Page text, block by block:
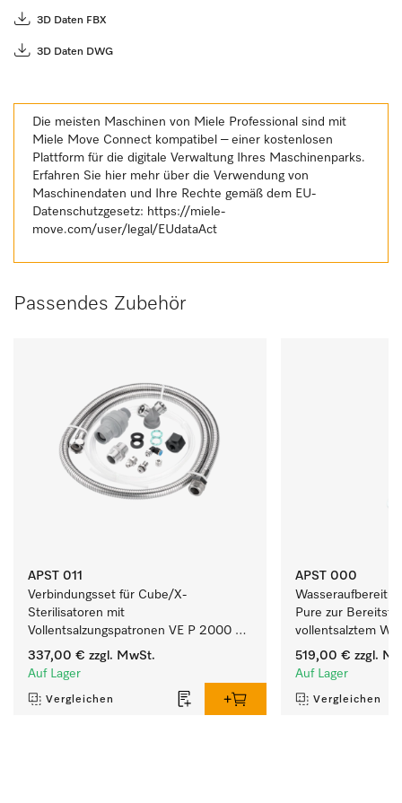
3D Daten FBX
3D Daten DWG
Die meisten Maschinen von Miele Professional sind mit
Miele Move Connect kompatibel – einer kostenlosen
Plattform für die digitale Verwaltung Ihres Maschinenparks.
Erfahren Sie hier mehr über die Verwendung von
Maschinendaten und Ihre Rechte gemäß dem EU-
Datenschutzgesetz: https://miele-
move.com/user/legal/EUdataAct
Passendes Zubehör
APST 011
Verbindungsset für Cube/X-
Sterilisatoren mit
Vollentsalzungspatronen VE P 2000 &
VE P 2800.
337,00 € zzgl. MwSt.
Auf Lager
Vergleichen
APST 000
Pure zur
vollentsalztem
519,00 € zzgl.
Auf Lager
Vergleichen